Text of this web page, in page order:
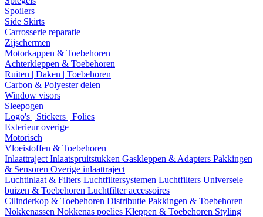
Spoilers
Side Skirts
Carrosserie reparatie
Zijschermen
Motorkappen & Toebehoren
Achterkleppen & Toebehoren
Ruiten | Daken | Toebehoren
Carbon & Polyester delen
Window visors
Sleepogen
Logo's | Stickers | Folies
Exterieur overige
Motorisch
Vloeistoffen & Toebehoren
Inlaattraject Inlaatspruitstukken Gaskleppen & Adapters Pakkingen
& Sensoren Overige inlaattraject
Luchtinlaat & Filters Luchtfiltersystemen Luchtfilters Universele
buizen & Toebehoren Luchtfilter accessoires
Cilinderkop & Toebehoren Distributie Pakkingen & Toebehoren
Nokkenassen Nokkenas poelies Kleppen & Toebehoren Styling